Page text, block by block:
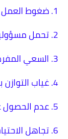
1. ضغوط العمل المستمرة.
2. تحمل مسؤوليات أسرية أو اجتماعية كبيرة.
3. السعي المفرط للكمال.
4. غياب التوازن بين العمل والحياة الشخصية.
5. عدم الحصول على الدعم النفسي والاجتماعي.
6. تجاهل الاحتياجات الشخصية لفترات طويلة.